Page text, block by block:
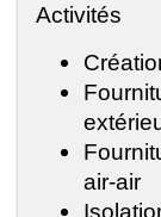
Activités
air-air